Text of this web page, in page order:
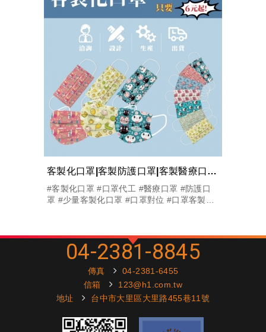
客製化口罩|客製防護口罩|客製醫療口罩|口罩代工印...
#客製化口罩 #口罩代工 #醫療口罩 #防護口
罩 #少量客製化口罩 #口罩對位 #口罩客製化
04-2381-8845
傳真
04-2381-6455
信箱
123@h1.com.tw
地址
台中市大里區大里路455巷11號